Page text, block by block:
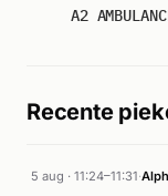
Recente
5 aug · 11:24–11:31·